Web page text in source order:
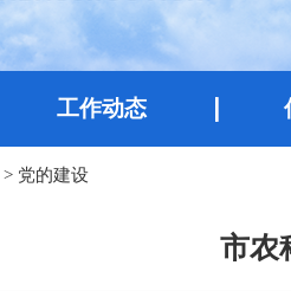
工作动态
> 党的建设
市农